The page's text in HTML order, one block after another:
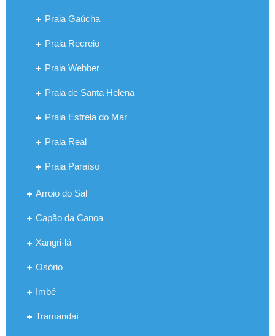
Praia Gaúcha
Praia Recreio
Praia Webber
Praia de Santa Helena
Praia Estrela do Mar
Praia Real
Praia Paraíso
Arroio do Sal
Capão da Canoa
Xangri-lá
Osório
Imbé
Tramandaí